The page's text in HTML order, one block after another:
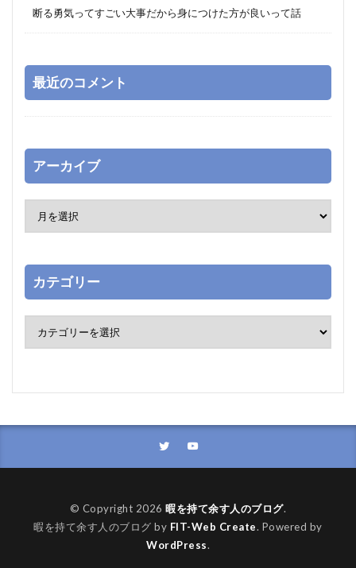
断る勇気ってすごい大事だから身につけた方が良いって話
最近のコメント
アーカイブ
カテゴリー
© Copyright 2026暇を持て余す人のブログ.
暇を持て余す人のブログ by FIT-Web Create. Powered by
WordPress.